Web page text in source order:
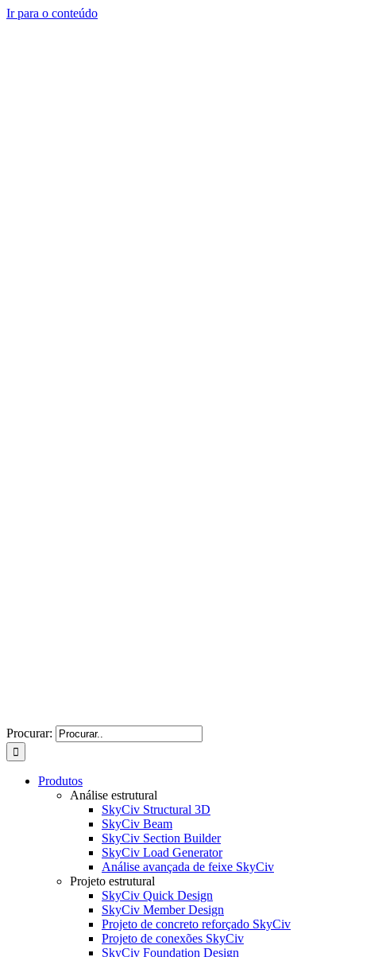
Ir para o conteúdo
Procurar:
Produtos
Análise estrutural
SkyCiv Structural 3D
SkyCiv Beam
SkyCiv Section Builder
SkyCiv Load Generator
Análise avançada de feixe SkyCiv
Projeto estrutural
SkyCiv Quick Design
SkyCiv Member Design
Projeto de concreto reforçado SkyCiv
Projeto de conexões SkyCiv
SkyCiv Foundation Design